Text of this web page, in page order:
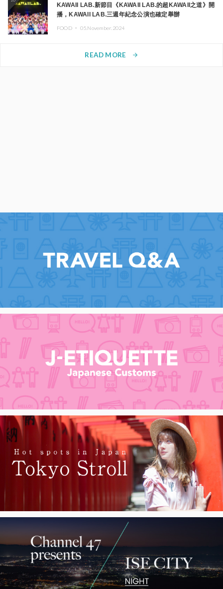
KAWAII LAB.新節目《KAWAII LAB.的超KAWAII之道》開
播，KAWAII LAB.三週年紀念公演也確定舉辦
FOOD ・ 05.November.2024
READ MORE arrow_forward